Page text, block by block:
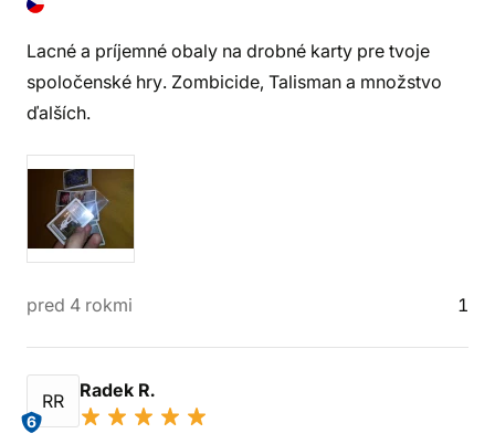
Lacné a príjemné obaly na drobné karty pre tvoje
spoločenské hry. Zombicide, Talisman a množstvo
ďalších.
pred 4 rokmi 1
RR
6
Radek R.